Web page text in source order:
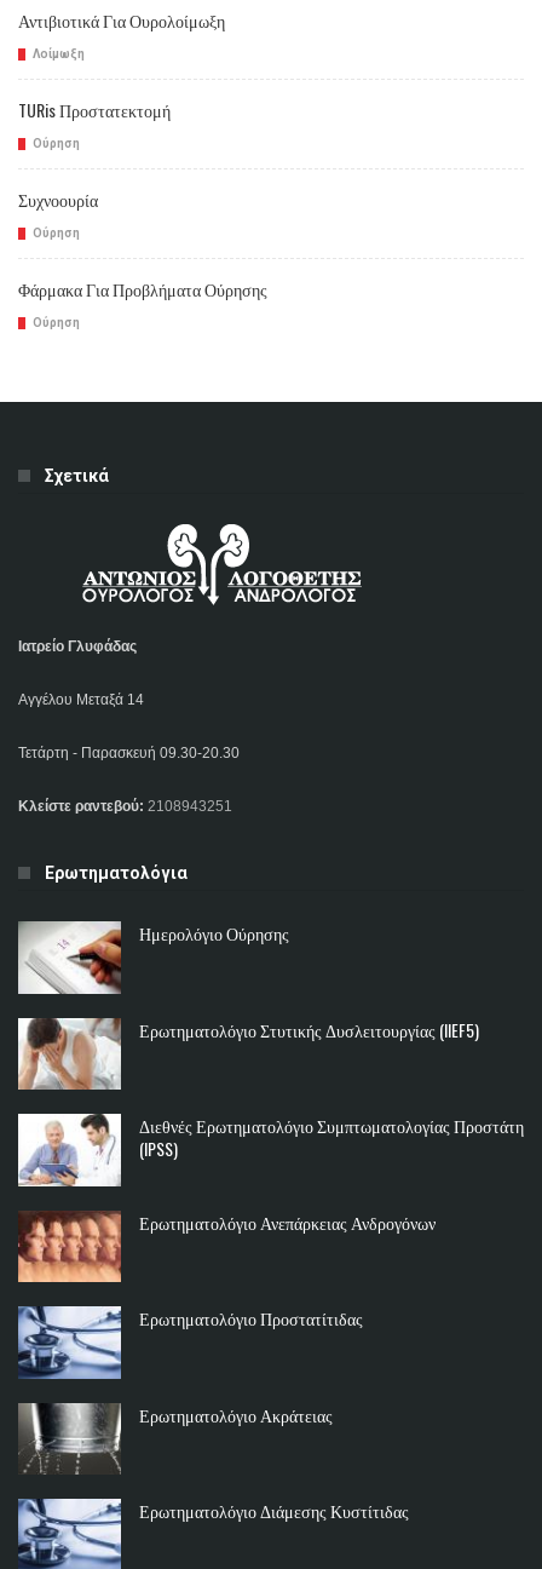
Αντιβιοτικά Για Ουρολοίμωξη
Λοίμωξη
TURis Προστατεκτομή
Ούρηση
Συχνοουρία
Ούρηση
Φάρμακα Για Προβλήματα Ούρησης
Ούρηση
Σχετικά
Ιατρείο Γλυφάδας
Αγγέλου Μεταξά 14
Τετάρτη - Παρασκευή 09.30-20.30
Κλείστε ραντεβού: 2108943251
Ερωτηματολόγια
Ημερολόγιο Ούρησης
Ερωτηματολόγιο Στυτικής Δυσλειτουργίας (IIEF5)
Διεθνές Ερωτηματολόγιο Συμπτωματολογίας Προστάτη
(IPSS)
Ερωτηματολόγιο Ανεπάρκειας Ανδρογόνων
Ερωτηματολόγιο Προστατίτιδας
Ερωτηματολόγιο Ακράτειας
Ερωτηματολόγιο Διάμεσης Κυστίτιδας